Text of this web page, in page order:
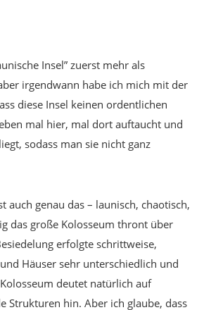
Insel” zuerst mehr als
irgendwann habe ich mich mit der
diese Insel keinen ordentlichen
mal hier, mal dort auftaucht und
sodass man sie nicht ganz
auch genau das – launisch, chaotisch,
das große Kolosseum thront über
erfolgte schrittweise,
Häuser sehr unterschiedlich und
deutet natürlich auf
Strukturen hin. Aber ich glaube, dass